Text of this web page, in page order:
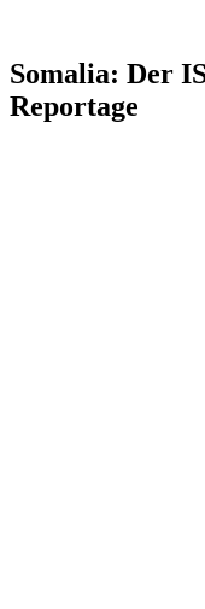
Somalia: Der
Reportage